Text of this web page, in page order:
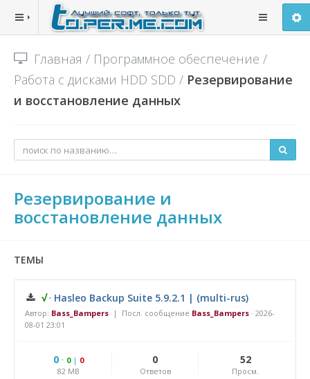
Главная / Программное обеспечение /
Работа с дисками HDD SDD / Резервирование
и восстановление данных
Резервирование и
восстановление данных
ТЕМЫ
√ · Hasleo Backup Suite 5.9.2.1 | (multi-rus)
Автор: Bass_Bampers | Посл. сообщение Bass_Bampers · 2026-
08-01 23:01
0· 0| 0
82 MB
0
Ответов
52
Просм.